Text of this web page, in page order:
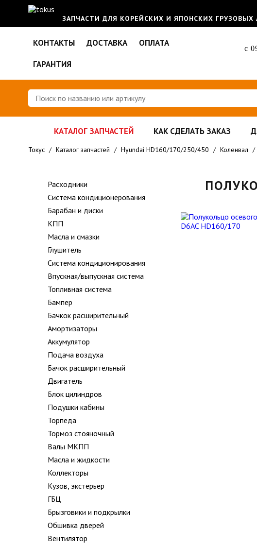
ЗАПЧАСТИ ДЛЯ КОРЕЙСКИХ И ЯПОНСКИХ ГРУЗОВЫХ
КОНТАКТЫ ДОСТАВКА
ОПЛАТА
ГАРАНТИЯ
с
КАТАЛОГ ЗАПЧАСТЕЙ КАК СДЕЛАТЬ ЗАКАЗ
Токус / Каталог запчастей / Hyundai HD160/170/250/450 / Коленвал /
Расходники
Система кондиционерования
Барабан и диски
КПП
Масла и смазки
Глушитель
Система кондиционирования
Впускная/выпускная система
Топливная система
Бампер
Бачкок расширительный
Амортизаторы
Аккумулятор
Подача воздуха
Бачок расширительный
Двигатель
Блок цилиндров
Подушки кабины
Торпеда
Тормоз стояночный
Валы МКПП
Масла и жидкости
Коллекторы
Кузов, экстерьер
ГБЦ
Брызговики и подкрылки
Обшивка дверей
Вентилятор